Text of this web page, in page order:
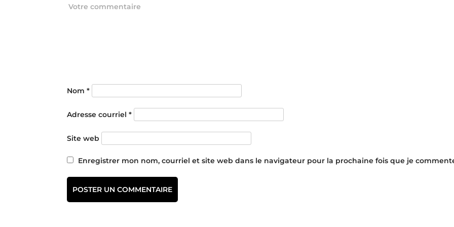
Nom *
Adresse courriel *
Site web
Enregistrer mon nom, courriel et site web dans le navigateur pour la prochaine fois que je